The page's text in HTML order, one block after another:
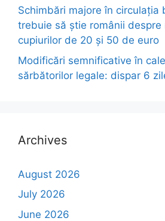
Schimbări majore în circulația
trebuie să știe românii despre
cupiurilor de 20 și 50 de euro
Modificări semnificative în
sărbătorilor legale: dispar 6
Archives
August 2026
July 2026
June 2026